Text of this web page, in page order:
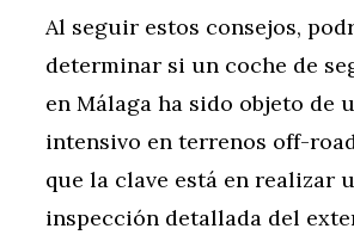
Al seguir estos consejos,
determinar si un coche de
en Málaga ha sido objeto de
intensivo en terrenos off-
que la clave está en realizar
inspección detallada del